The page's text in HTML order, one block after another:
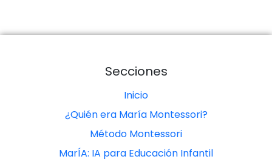
Secciones
Inicio
¿Quién era María Montessori?
Método Montessori
MarÍA: IA para Educación Infantil